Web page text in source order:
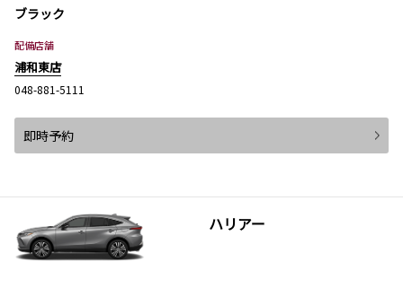
ブラック
配備店舗
浦和東店
048-881-5111
即時予約
ハリアー